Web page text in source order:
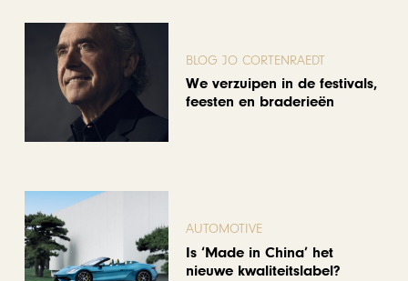
BLOG JO CORTENRAEDT
We verzuipen in de festivals,
feesten en braderieën
AUTOMOTIVE
Is ‘Made in China’ het
nieuwe kwaliteitslabel?